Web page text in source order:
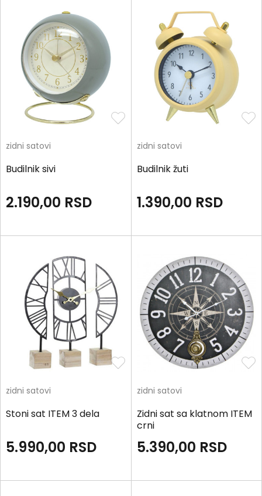
zidni satovi
Budilnik sivi
2.190,00 RSD
zidni satovi
Budilnik žuti
1.390,00 RSD
zidni satovi
Stoni sat ITEM 3 dela
5.990,00 RSD
zidni satovi
Zidni sat sa klatnom ITEM
crni
5.390,00 RSD